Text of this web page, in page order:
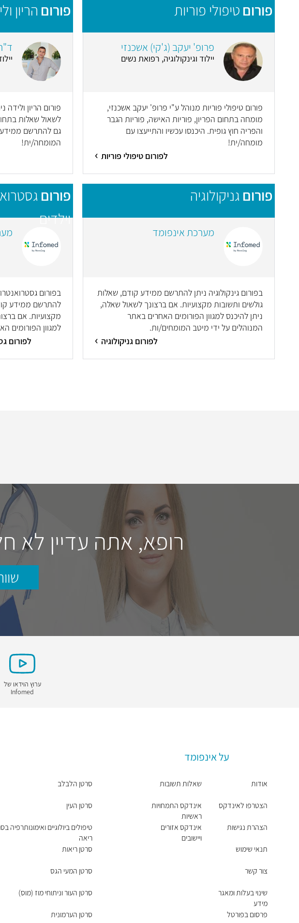
פורום טיפולי פוריות
פרופ' יעקב (ג'קי) אשכנזי
יילוד וגינקולוגיה, רפואת נשים
פורום טיפולי פוריות מנוהל ע"י פרופ' יעקב אשכנזי,
מומחה בתחום הפריון, פוריות האישה, פוריות הגבר
והפריה חוץ גופית. היכנסו עכשיו והתייעצו עם
מומחה/ית!
לפורום טיפולי פוריות
פורום הריון
פורום הריון
לשאול שאלות
גם להתרשם ממידע
המומחה/ית!
פורום גניקולוגיה
מערכת אינפומד
בפורום גינקולוגיה ניתן להתרשם ממידע קודם, שאלות
גולשים ותשובות מקצועיות. אם ברצונך לשאול שאלה,
ניתן להיכנס למגוון הפורומים האחרים באתר
המנוהלים על ידי מיטב המומחים/ות.
לפורום גניקולוגיה
פורום
וילדים
בפורום
להתרשם ממידע
מקצועיות. אם
למגוון הפורומים
מיטב המומחים/ות.
לפורום
רופא, אתה עדיין לא
ערוץ הוידאו של
Infomed
על אינפומד
אודות
הצטרפו לאינדקס
הצהרת נגישות
תנאי שימוש
צור קשר
שינוי בעלות ומאגר
מידע
פרסום בפורטל
שאלות תשובות
אינדקס התמחויות
ראשיות
אינדקס אזורים
ויישובים
סרטן הלבלב
סרטן העין
טיפולים ביולוגיים ואימונותרפיה
ריאה
סרטן ריאות
סרטן המעי הגס
סרטן העור וניתוחי מוז (מוס)
סרטן הערמונית